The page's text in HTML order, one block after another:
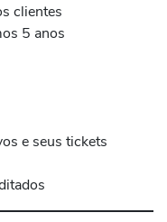
clientes
5 anos
e seus tickets